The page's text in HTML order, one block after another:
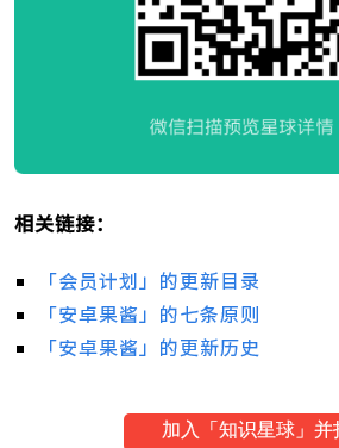
相关链接：
「会员计划」的更新目录
「安卓果酱」的七条原则
「安卓果酱」的更新历史
加入「知识星球」并